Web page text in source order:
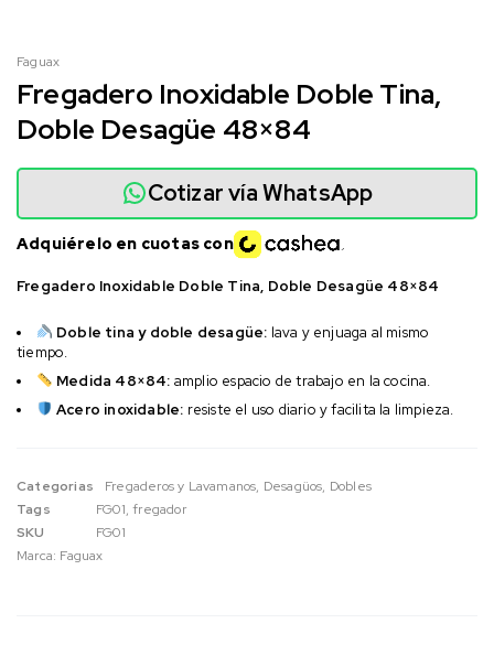
Faguax
Fregadero Inoxidable Doble Tina,
Doble Desagüe 48×84
Fregadero Inoxidable Doble Tina, Doble Desagüe 48×84
Doble tina y doble desagüe: lava y enjuaga al mismo
tiempo.
Medida 48×84: amplio espacio de trabajo en la cocina.
Acero inoxidable: resiste el uso diario y facilita la limpieza.
Cotizar vía WhatsApp
Adquiérelo en cuotas con
Categorias Fregaderos y Lavamanos, Desagüos, Dobles
Tags
FG01, fregador
SKU
FG01
Marca: Faguax